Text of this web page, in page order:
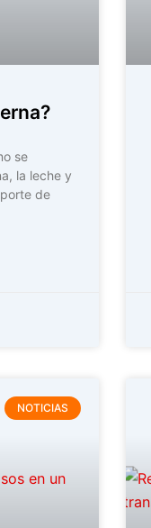
se
la leche y
de
NOTICIAS